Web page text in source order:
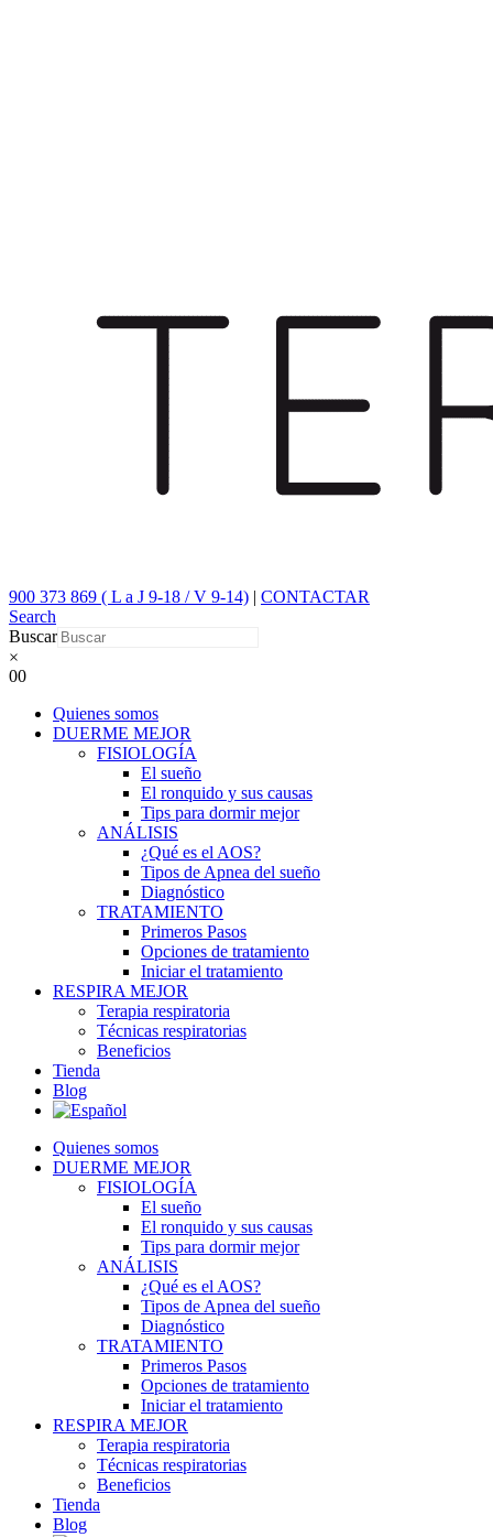
900 373 869 ( L a J 9-18 / V 9-14) | CONTACTAR
Search
Buscar
×
00
Quienes somos
DUERME MEJOR
FISIOLOGÍA
El sueño
El ronquido y sus causas
Tips para dormir mejor
ANÁLISIS
¿Qué es el AOS?
Tipos de Apnea del sueño
Diagnóstico
TRATAMIENTO
Primeros Pasos
Opciones de tratamiento
Iniciar el tratamiento
RESPIRA MEJOR
Terapia respiratoria
Técnicas respiratorias
Beneficios
Tienda
Blog
Quienes somos
DUERME MEJOR
FISIOLOGÍA
El sueño
El ronquido y sus causas
Tips para dormir mejor
ANÁLISIS
¿Qué es el AOS?
Tipos de Apnea del sueño
Diagnóstico
TRATAMIENTO
Primeros Pasos
Opciones de tratamiento
Iniciar el tratamiento
RESPIRA MEJOR
Terapia respiratoria
Técnicas respiratorias
Beneficios
Tienda
Blog